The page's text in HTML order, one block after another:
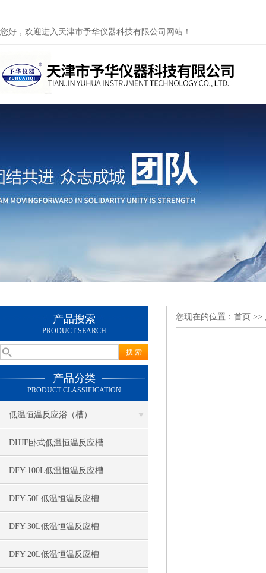
您好，欢迎进入天津市予华仪器科技有限公司网站！
产品搜索
PRODUCT SEARCH
产品分类
PRODUCT CLASSIFICATION
低温恒温反应浴（槽）
DHJF卧式低温恒温反应槽
DFY-100L低温恒温反应槽
DFY-50L低温恒温反应槽
DFY-30L低温恒温反应槽
DFY-20L低温恒温反应槽
您现在的位置： 首页 >>